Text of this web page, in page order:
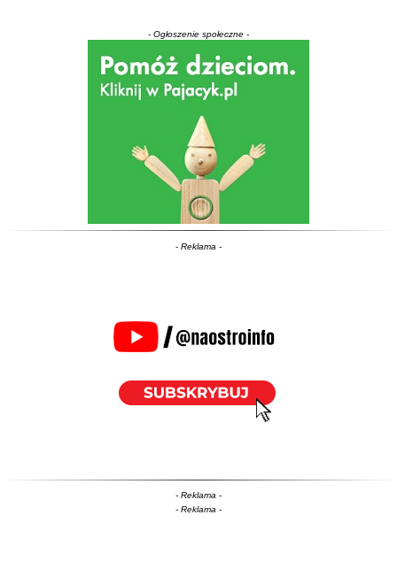
- Ogłoszenie społeczne -
- Reklama -
- Reklama -
- Reklama -